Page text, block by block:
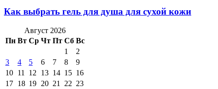
Как выбрать гель для душа для сухой кожи
Август 2026
Пн Вт Ср Чт Пт Сб Вс
1
2
3
4 5 6 7 8
9
10 11 12 13 14 15 16
17 18 19 20 21 22 23